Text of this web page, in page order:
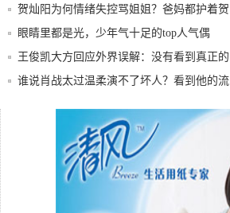
贺灿阳为何情绪失控骂姐姐？爸妈都护着贺
繁星，
眼睛里都是光，少年气十足的top人气偶
像，唱
王俊凯大方回应外界误解：没有看到真正的
我是他
谁说肖战太过温柔演不了坏人？看到他的流
《枕上书》帝君为什么爱上白凤九？看看这